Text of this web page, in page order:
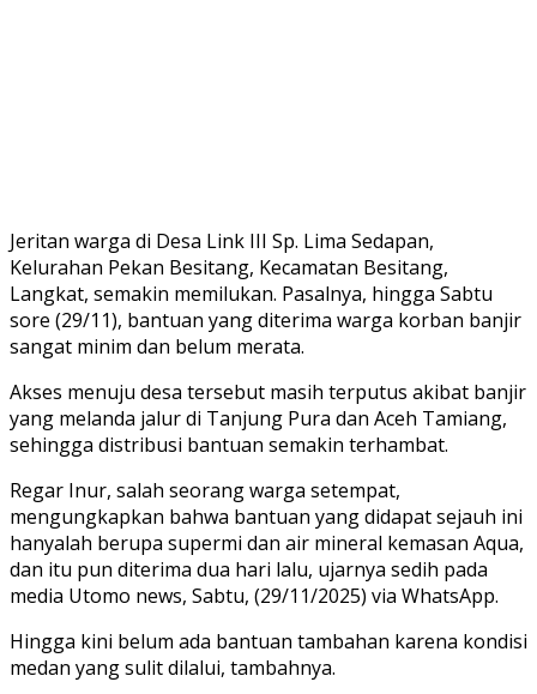
Jeritan warga di Desa Link III Sp. Lima Sedapan,
Kelurahan Pekan Besitang, Kecamatan Besitang,
Langkat, semakin memilukan. Pasalnya, hingga Sabtu
sore (29/11), bantuan yang diterima warga korban banjir
sangat minim dan belum merata.
Akses menuju desa tersebut masih terputus akibat banjir
yang melanda jalur di Tanjung Pura dan Aceh Tamiang,
sehingga distribusi bantuan semakin terhambat.
Regar Inur, salah seorang warga setempat,
mengungkapkan bahwa bantuan yang didapat sejauh ini
hanyalah berupa supermi dan air mineral kemasan Aqua,
dan itu pun diterima dua hari lalu, ujarnya sedih pada
media Utomo news, Sabtu, (29/11/2025) via WhatsApp.
Hingga kini belum ada bantuan tambahan karena kondisi
medan yang sulit dilalui, tambahnya.